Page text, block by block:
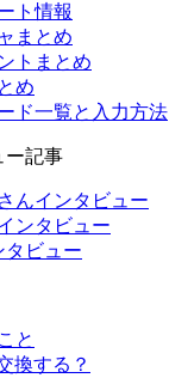
ト情報
まとめ
トまとめ
め
ド一覧と入力方法
ー記事
んインタビュー
ンタビュー
タビュー
と
換する？